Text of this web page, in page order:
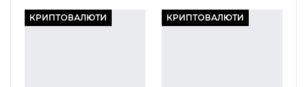
КРИПТОВАЛЮТИ КРИПТОВАЛЮТИ